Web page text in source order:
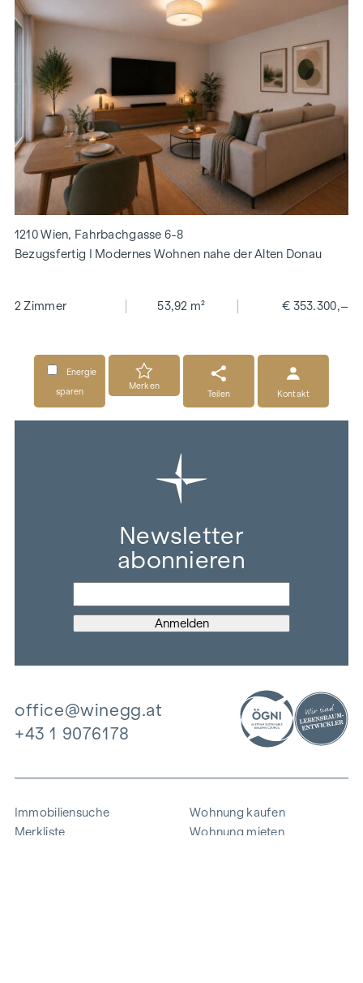
1210 Wien, Fahrbachgasse 6-8
Bezugsfertig I Modernes Wohnen nahe der Alten Donau
2 Zimmer 53,92 m² € 353.300,–
Energie
sparen
Merken
Teilen
Kontakt
Newsletter
abonnieren
office@winegg.at
+43 1 9076178
Immobiliensuche
Merkliste
Wohnung kaufen
Wohnung mieten